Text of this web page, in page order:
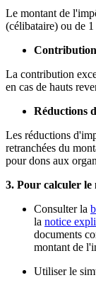
Le montant de
(célibataire) ou de
Contribution
La contribution
en cas de hauts
Réductions
Les réductions
retranchées du
pour dons aux
3. Pour calculer le
Consulter la
la notice
documents
montant de
Utiliser le